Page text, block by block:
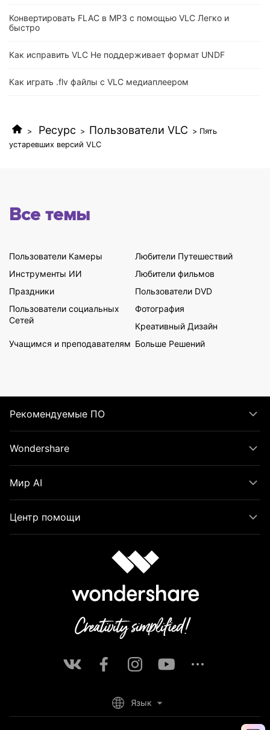
Конвертировать FLAC в MP3 с помощью VLC Легко и
быстро
Как исправить VLC Не поддерживает формат UNDF
Как играть .flv файлы с VLC медиаплеером
> Ресурс > Пользователи VLC > Пять
устаревших версий VLC
Все темы
Пользователи Камеры
Любители Путешествий
Инструменты ИИ
Любители фильмов
Праздники
Пользователи DVD
Пользователи социальных
Сетей
Фотография
Креативный Дизайн
Учащимся и преподавателям Больше Решений
Рекомендуемые ПО
Wondershare
Мир AI
Центр помощи
Язык